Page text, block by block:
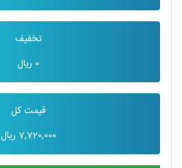
تخفیف
0 ریال
قیمت کل
7,720,000 ریال